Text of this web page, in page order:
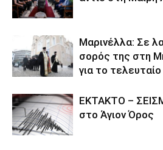
Μαρινέλλα: Σε
σορός της στη
για το τελευταίο
ΕΚΤΑΚΤΟ –
στο Άγιον Όρος